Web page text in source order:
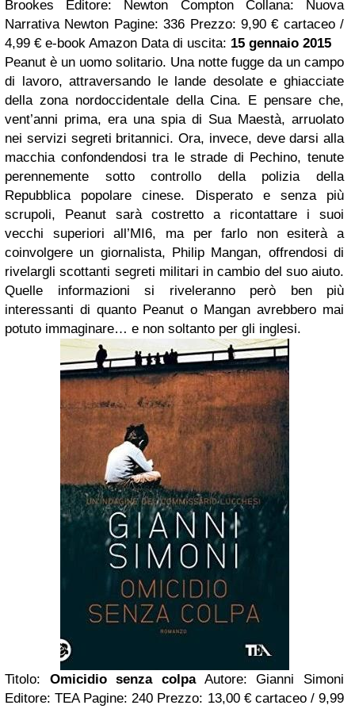
Brookes Editore: Newton Compton Collana: Nuova
Narrativa Newton Pagine: 336 Prezzo: 9,90 € cartaceo /
4,99 € e-book Amazon Data di uscita: 15 gennaio 2015
Peanut è un uomo solitario. Una notte fugge da un campo
di lavoro, attraversando le lande desolate e ghiacciate
della zona nordoccidentale della Cina. E pensare che,
vent’anni prima, era una spia di Sua Maestà, arruolato
nei servizi segreti britannici. Ora, invece, deve darsi alla
macchia confondendosi tra le strade di Pechino, tenute
perennemente sotto controllo della polizia della
Repubblica popolare cinese. Disperato e senza più
scrupoli, Peanut sarà costretto a ricontattare i suoi
vecchi superiori all’MI6, ma per farlo non esiterà a
coinvolgere un giornalista, Philip Mangan, offrendosi di
rivelargli scottanti segreti militari in cambio del suo aiuto.
Quelle informazioni si riveleranno però ben più
interessanti di quanto Peanut o Mangan avrebbero mai
potuto immaginare… e non soltanto per gli inglesi.
Titolo: Omicidio senza colpaAutore: Gianni Simoni
Editore: TEA Pagine: 240 Prezzo: 13,00 € cartaceo / 9,99